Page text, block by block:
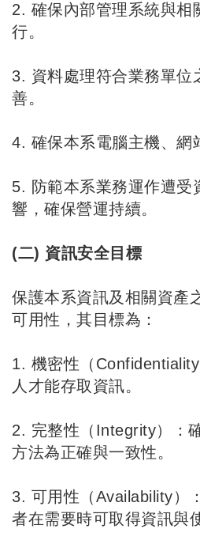
2. 確保內部管理系統與相
行。
3. 資料處理符合業務單位
善。
4. 確保本系電腦主機、網
5. 防範本系業務運作遭受
響，確保營運持續。
(二) 資訊安全目標
保護本系資訊及相關資產
可用性，其目標為：
1. 機密性（
人才能存取資訊。
2. 完整性（Integrity）：
方法為正確與一致性。
3. 可用性（Availability）
者在需要時可取得資訊與